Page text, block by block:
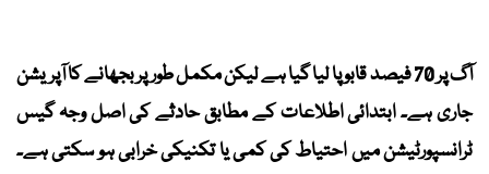
آگ پر 70 فیصد قابو پا لیا گیا ہے لیکن مکمل طور پر بجھانے کا آپریشن
جاری ہے۔ ابتدائی اطلاعات کے مطابق حادثے کی اصل وجہ گیس
ٹرانسپورٹیشن میں احتیاط کی کمی یا تکنیکی خرابی ہو سکتی ہے۔